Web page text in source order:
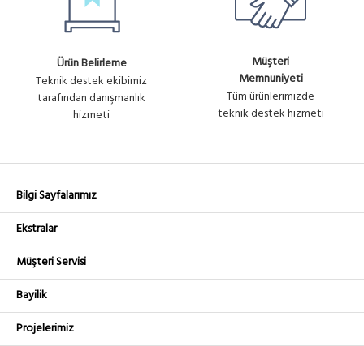
Ürün Belirleme
Teknik destek ekibimiz
tarafından danışmanlık
hizmeti
Müşteri
Memnuniyeti
Tüm ürünlerimizde
teknik destek hizmeti
Bilgi Sayfalarımız
Ekstralar
Müşteri Servisi
Bayilik
Projelerimiz